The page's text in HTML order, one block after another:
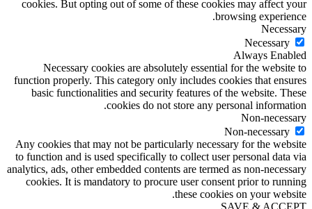
cookies. But opting out of some of these cookies may affect your
browsing experience.
Necessary
Necessary
Always Enabled
Necessary cookies are absolutely essential for the website to
function properly. This category only includes cookies that ensures
basic functionalities and security features of the website. These
cookies do not store any personal information.
Non-necessary
Non-necessary
Any cookies that may not be particularly necessary for the website
to function and is used specifically to collect user personal data via
analytics, ads, other embedded contents are termed as non-necessary
cookies. It is mandatory to procure user consent prior to running
these cookies on your website.
SAVE & ACCEPT